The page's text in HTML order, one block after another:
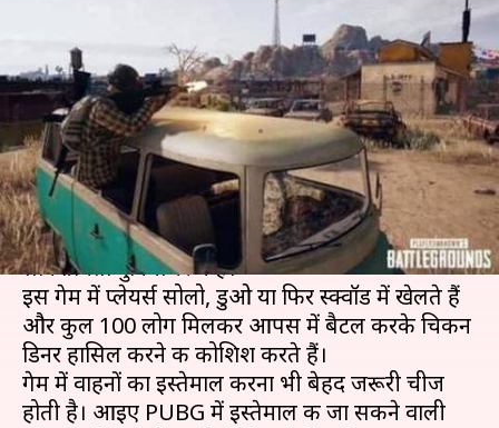
PUBG: चिकन डिनर हासिल करने के
लिए करें इन पांच सबसे बेहतरीन
गाड़ियों का इस्तेमाल
लेखन Neeraj Pandey Mar 13, 2020 08:00 am
क्या है खबर?
PUBG काफी शानदार बैटल रॉयल गेम है और इसकी
लोकप्रियता दुनियाभर में है।
इस गेम में प्लेयर्स सोलो, डुओ या फिर स्क्वॉड में खेलते हैं
और कुल 100 लोग मिलकर आपस में बैटल करके चिकन
डिनर हासिल करने की कोशिश करते हैं।
गेम में वाहनों का इस्तेमाल करना भी बेहद जरूरी चीज
होती है। आइए PUBG में इस्तेमाल की जा सकने वाली